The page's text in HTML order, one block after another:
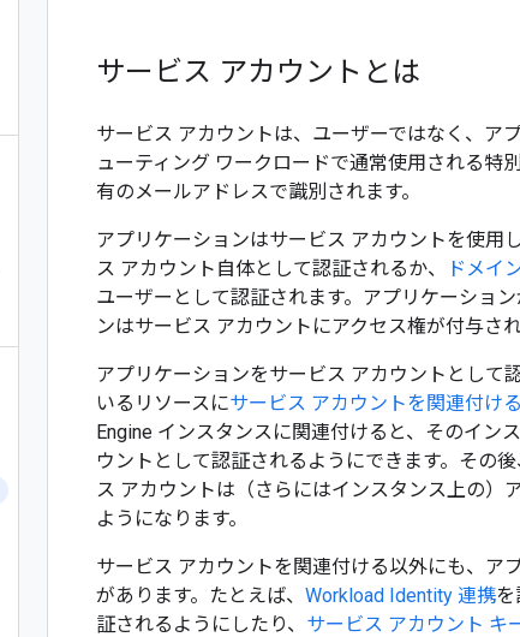
サービス アカウントとは
サービス アカウントは、ユーザーではなく、ア
ューティング ワークロードで通常使用される特
有のメールアドレスで識別されます。
アプリケーションはサービス アカウントを使用し
ス アカウント自体として認証されるか、
ドメイ
ユーザーとして認証されます。アプリケーショ
ンはサービス アカウントにアクセス権が付与さ
アプリケーションをサービス アカウントとして
いるリソースにサービス アカウントを関連付ける
Engine インスタンスに関連付けると、そのイン
ウントとして認証されるようにできます。その
ス アカウントは（さらにはインスタンス上の）
ようになります。
サービス アカウントを関連付ける以外にも、ア
があります。たとえば、 Workload Identity 連携
証されるようにしたり、 サービス アカウント キ